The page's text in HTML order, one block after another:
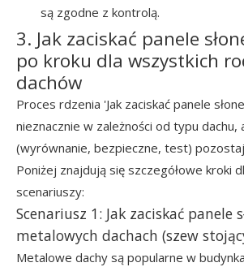
są zgodne z kontrolą.
3. Jak zaciskać panele
po kroku dla wszystkich
dachów
Proces rdzenia 'Jak zaciskać panele
nieznacznie w zależności od typu
(wyrównanie, bezpieczne, test)
Poniżej znajdują się szczegółowe kroki
scenariuszy:
Scenariusz 1: Jak zaciskać panele
metalowych dachach (szew
Metalowe dachy są popularne w